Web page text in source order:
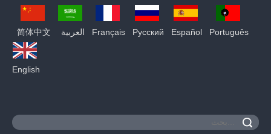
Português
Español
Pусский
Français العربية 简体中文
English